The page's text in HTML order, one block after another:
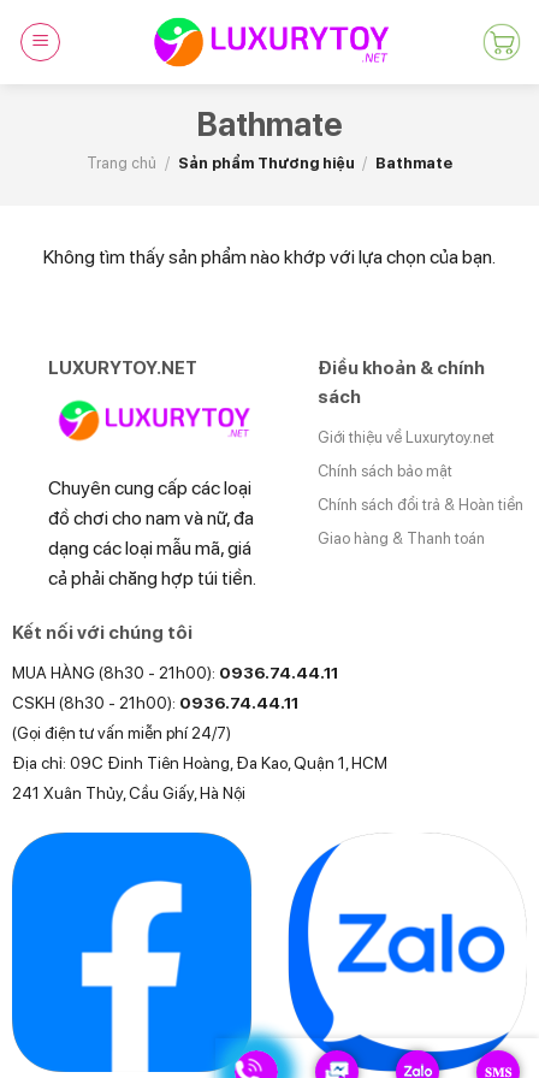
Bathmate
Trang chủ / Sản phẩm Thương hiệu / Bathmate
Không tìm thấy sản phẩm nào khớp với lựa chọn của bạn.
LUXURYTOY.NET
Chuyên cung cấp các loại
đồ chơi cho nam và nữ, đa
dạng các loại mẫu mã, giá
cả phải chăng hợp túi tiền.
Điều khoản & chính
sách
Giới thiệu về Luxurytoy.net
Chính sách bảo mật
Chính sách đổi trả & Hoàn tiền
Giao hàng & Thanh toán
Kết nối với chúng tôi
MUA HÀNG (8h30 - 21h00): 0936.74.44.11
CSKH (8h30 - 21h00): 0936.74.44.11
(Gọi điện tư vấn miễn phí 24/7)
Địa chỉ: 09C Đinh Tiên Hoàng, Đa Kao, Quận 1, HCM
241 Xuân Thủy, Cầu Giấy, Hà Nội